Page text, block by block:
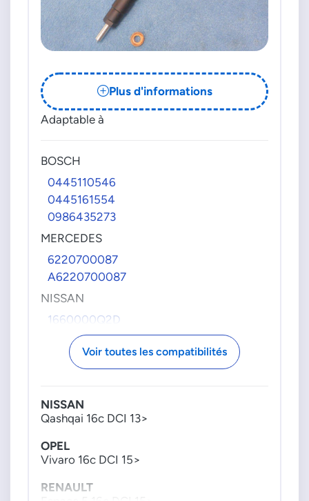
Plus d'informations
Adaptable à
BOSCH
0445110546
0445161554
0986435273
MERCEDES
6220700087
A6220700087
NISSAN
1660000Q2D
4423973
RENAULT
166006470R
166007885R
Voir toutes les compatibilités
NISSAN
Qashqai 16c DCI 13>
OPEL
Vivaro 16c DCI 15>
RENAULT